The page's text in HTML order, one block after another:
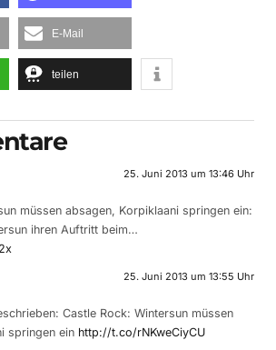
E-Mail
teilen
25. Juni 2013 um 13:46 Uhr
müssen absagen, Korpiklaani springen ein:
ihren Auftritt beim…
25. Juni 2013 um 13:55 Uhr
Castle Rock: Wintersun müssen
springen ein http://t.co/rNKweCiyCU